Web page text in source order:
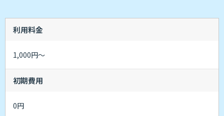
利用料金
1,000円～
初期費用
0円